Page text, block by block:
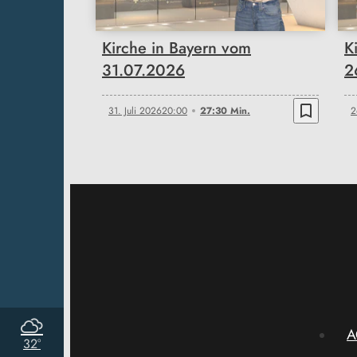
32°
Kirche in Bayern vom
31.07.2026
31. Juli 202620:00 27:30 Min. bookmark_border